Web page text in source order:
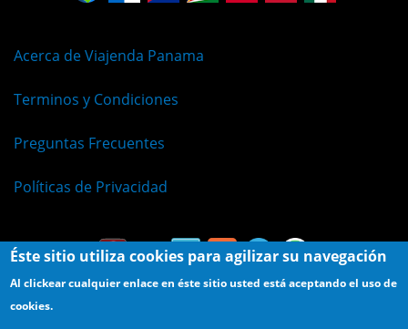
Acerca de Viajenda Panama
Terminos y Condiciones
Preguntas Frecuentes
Políticas de Privacidad
Éste sitio utiliza cookies para agilizar su navegación
Al clickear cualquier enlace en éste sitio usted está aceptando el uso de
cookies.